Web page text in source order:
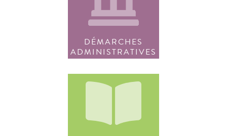
DÉMARCHES
ADMINISTRATIVES